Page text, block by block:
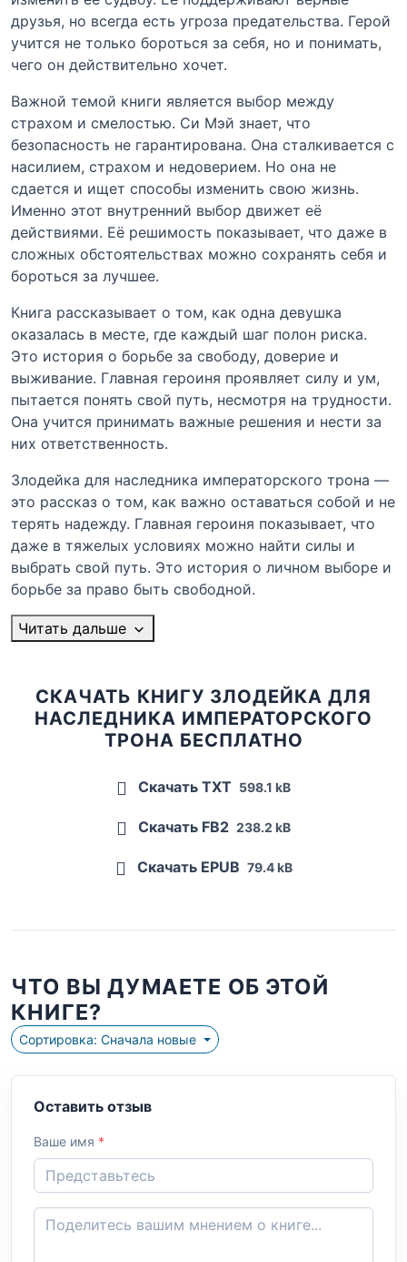
друзья, но всегда есть угроза предательства. Герой
учится не только бороться за себя, но и понимать,
чего он действительно хочет.
Важной темой книги является выбор между
страхом и смелостью. Си Мэй знает, что
безопасность не гарантирована. Она сталкивается с
насилием, страхом и недоверием. Но она не
сдается и ищет способы изменить свою жизнь.
Именно этот внутренний выбор движет её
действиями. Её решимость показывает, что даже в
сложных обстоятельствах можно сохранять себя и
бороться за лучшее.
Книга рассказывает о том, как одна девушка
оказалась в месте, где каждый шаг полон риска.
Это история о борьбе за свободу, доверие и
выживание. Главная героиня проявляет силу и ум,
пытается понять свой путь, несмотря на трудности.
Она учится принимать важные решения и нести за
них ответственность.
Злодейка для наследника императорского трона —
это рассказ о том, как важно оставаться собой и не
терять надежду. Главная героиня показывает, что
даже в тяжелых условиях можно найти силы и
выбрать свой путь. Это история о личном выборе и
борьбе за право быть свободной.
Читать дальше
СКАЧАТЬ КНИГУ ЗЛОДЕЙКА ДЛЯ
НАСЛЕДНИКА ИМПЕРАТОРСКОГО
ТРОНА БЕСПЛАТНО
Скачать TXT 598.1 kB
Скачать FB2 238.2 kB
Скачать EPUB 79.4 kB
ЧТО ВЫ ДУМАЕТЕ ОБ ЭТОЙ
КНИГЕ?
Сортировка: Сначала новые
Оставить отзыв
Ваше имя *